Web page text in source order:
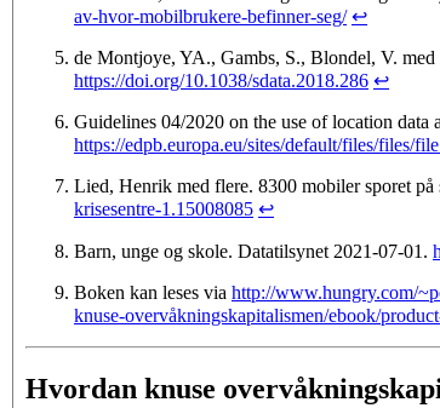
av-hvor-mobilbrukere-befinner-seg/ ↩
de Montjoye, YA., Gambs, S., Blondel, V. med
https://doi.org/10.1038/sdata.2018.286 ↩
Guidelines 04/2020 on the use of location
https://edpb.europa.eu/sites/default/files/files/
Lied, Henrik med flere. 8300 mobiler sporet
krisesentre-1.15008085 ↩
Barn, unge og skole. Datatilsynet 2021-07-01.
Boken kan leses via http://www.hungry.com/
knuse-overvåkningskapi­talismen/ebook/
Hvordan knuse